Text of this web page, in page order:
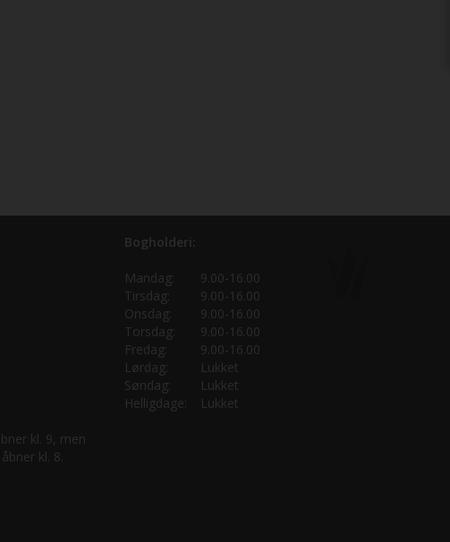
kl. 9, men
kl. 8.
Bogholderi:
Mandag:
9.00-16.00
Tirsdag:
9.00-16.00
Onsdag:
9.00-16.00
Torsdag:
9.00-16.00
Fredag:
9.00-16.00
Lørdag:
Lukket
Søndag:
Lukket
Helligdage:
Lukket